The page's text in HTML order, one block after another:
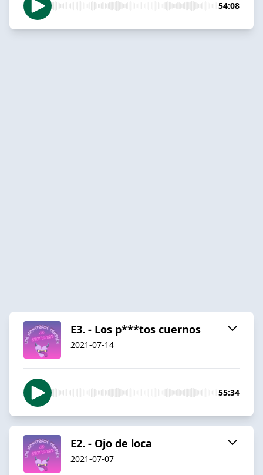
54:08
E3. - Los p***tos cuernos
2021-07-14
55:34
E2. - Ojo de loca
2021-07-07